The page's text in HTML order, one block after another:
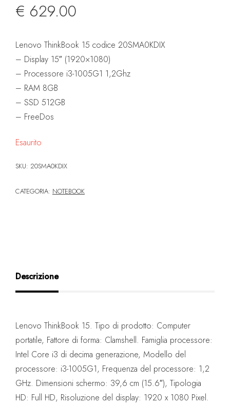
€ 629.00
Lenovo ThinkBook 15 codice 20SMA0KDIX
– Display 15″ (1920×1080)
– Processore i3-1005G1 1,2Ghz
– RAM 8GB
– SSD 512GB
– FreeDos
Esaurito
SKU: 20SMA0KDIX
CATEGORIA: NOTEBOOK
Descrizione
Lenovo ThinkBook 15. Tipo di prodotto: Computer
portatile, Fattore di forma: Clamshell. Famiglia processore:
Intel Core i3 di decima generazione, Modello del
processore: i3-1005G1, Frequenza del processore: 1,2
GHz. Dimensioni schermo: 39,6 cm (15.6″), Tipologia
HD: Full HD, Risoluzione del display: 1920 x 1080 Pixel.